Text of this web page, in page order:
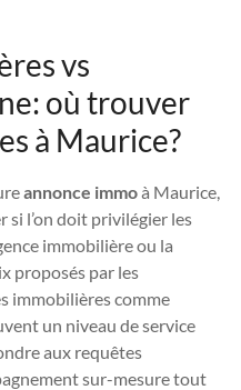
vs
où trouver
à Maurice?
annonce immoà Maurice,
si l’on doit privilégier les
immobilière ou la
proposés par les
immobilières comme
un niveau de service
aux requêtes
sur-mesure tout